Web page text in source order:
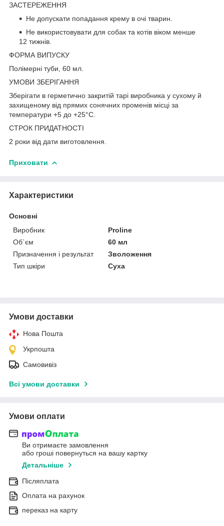
ЗАСТЕРЕЖЕННЯ
Не допускати попадання крему в очі тварин.
Не використовувати для собак та котів віком менше
12 тижнів.
ФОРМА ВИПУСКУ
Полімерні туби, 60 мл.
УМОВИ ЗБЕРІГАННЯ
Зберігати в герметично закритій тарі виробника у сухому й
захищеному від прямих сонячних променів місці за
температури +5 до +25°С.
СТРОК ПРИДАТНОСТІ
2 роки від дати виготовлення.
Приховати
Характеристики
Основні
Виробник
Proline
Об`єм
60 мл
Призначення і результат
Зволоження
Тип шкіри
Суха
Умови доставки
Нова Пошта
Укрпошта
Самовивіз
Всі умови доставки
Умови оплати
Ви отримаєте замовлення
або гроші повернуться на вашу картку
Детальніше
Післяплата
Оплата на рахунок
переказ на карту